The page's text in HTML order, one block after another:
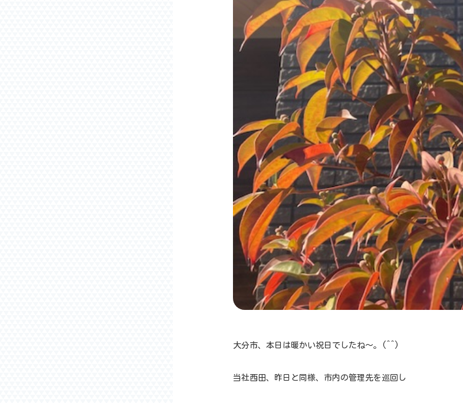
大分市、本日は暖かい祝日でしたね～。(^^)
当社西田、昨日と同様、市内の管理先を巡回し